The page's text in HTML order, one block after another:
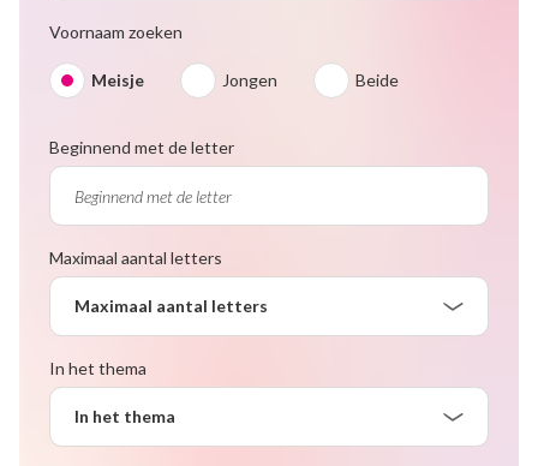
Voornaam zoeken
Meisje Jongen Beide
Beginnend met de letter
Maximaal aantal letters
Maximaal aantal letters
In het thema
In het thema